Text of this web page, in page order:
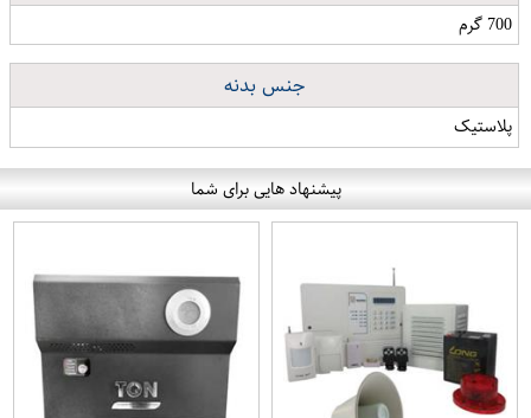
700 گرم
جنس بدنه
پلاستیک
پیشنهاد هایی برای شما